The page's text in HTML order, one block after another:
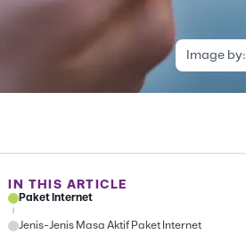
Image by:
IN THIS ARTICLE
Paket Internet
Jenis-Jenis Masa Aktif Paket Internet